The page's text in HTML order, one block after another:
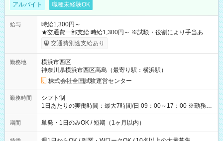
アルバイト 職種未経験OK
給与
時給1,300円～
★交通費一部支給 時給1,300円～ ※試験・役割により手当あり
※勤務回数により昇給あり 【即給（前払い）オプションあ
り！】 希望される場合、勤務から1週間ほどで給与の一部を受け
例】 ・河合塾模擬試験 8:30～17:30（休憩1時間） 時給1,300円
×8時間＝日収10,400円＋交通費 ※当日の役割により時給＋100
円の場合あり ・国家試験 7:00～13:30（休憩なし） 時給1,300
円（役割手当＋100円）×6時間＝日収8,400円＋交通費 【試用期
間】試用期間なし
交通費別途支給あり
勤務地
横浜市西区
神奈川県横浜市西区高島（最寄り駅：横浜駅）
株式会社全国試験運営センター
勤務時間
シフト制
1日あたりの実働時間：最大7時間/日 09：00～17：00 ※勤務時
間は 試験により異なります。
期間 単発・1日のみOK / 短期（1ヶ月以内）